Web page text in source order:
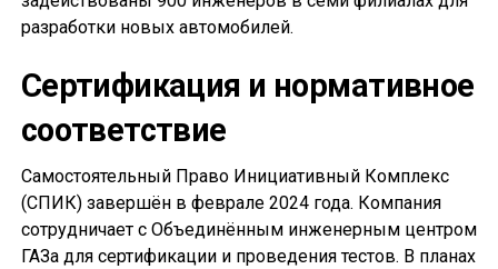
разработки новых автомобилей.
Сертификация и нормативное
соответствие
Самостоятельный Право Инициативный Комплекс
(СПИК) завершён в феврале 2024 года. Компания
сотрудничает с Объединённым инженерным центром
ГАЗа для сертификации и проведения тестов. В планах